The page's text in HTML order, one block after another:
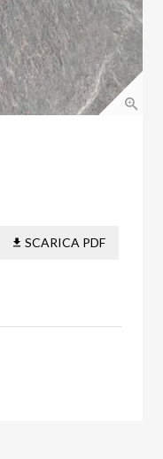
SCARICA PDF